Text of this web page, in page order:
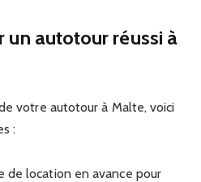
un autotour réussi à
votre autotour à Malte, voici
:
de location en avance pour